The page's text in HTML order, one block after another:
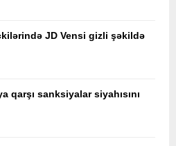
JD Vensi gizli şəkildə
qarşı sanksiyalar siyahısını